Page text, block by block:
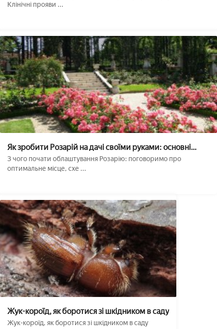
Клінічні прояви ...
Як зробити Розарій на дачі своїми руками: основні
правила розмітки і посадки квітів
З чого почати облаштування Розарію: поговоримо про
оптимальне місце, схе ...
Жук-короїд, як боротися зі шкідником в саду
Жук-короїд, як боротися зі шкідником в саду